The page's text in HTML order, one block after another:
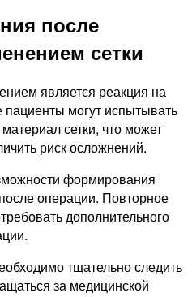
после
сетки
является реакция на
могут испытывать
сетки, что может
риск осложнений.
формирования
операции. Повторное
дополнительного
тщательно следить
за медицинской